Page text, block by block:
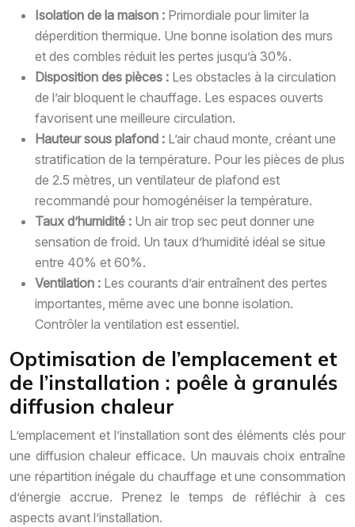
Isolation de la maison : Primordiale pour limiter la
déperdition thermique. Une bonne isolation des murs
et des combles réduit les pertes jusqu’à 30%.
Disposition des pièces : Les obstacles à la circulation
de l’air bloquent le chauffage. Les espaces ouverts
favorisent une meilleure circulation.
Hauteur sous plafond : L’air chaud monte, créant une
stratification de la température. Pour les pièces de plus
de 2.5 mètres, un ventilateur de plafond est
recommandé pour homogénéiser la température.
Taux d’humidité : Un air trop sec peut donner une
sensation de froid. Un taux d’humidité idéal se situe
entre 40% et 60%.
Ventilation : Les courants d’air entraînent des pertes
importantes, même avec une bonne isolation.
Contrôler la ventilation est essentiel.
Optimisation de l’emplacement et
de l’installation : poêle à granulés
diffusion chaleur
L’emplacement et l’installation sont des éléments clés pour
une diffusion chaleur efficace. Un mauvais choix entraîne
une répartition inégale du chauffage et une consommation
d’énergie accrue. Prenez le temps de réfléchir à ces
aspects avant l’installation.